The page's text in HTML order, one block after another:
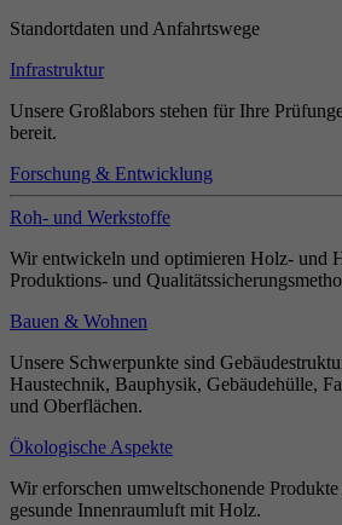
Standortdaten und Anfahrtswege
Infrastruktur
Unsere Großlabors stehen für Ihre
bereit.
Forschung & Entwicklung
Roh- und Werkstoffe
Wir entwickeln und optimieren Holz- und
Produktions- und
Bauen & Wohnen
Unsere Schwerpunkte sind
Haustechnik, Bauphysik, Gebäudehülle,
und Oberflächen.
Ökologische Aspekte
Wir erforschen umweltschonende
gesunde Innenraumluft mit Holz.